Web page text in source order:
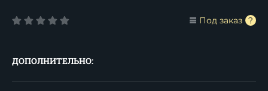
Под заказ
ДОПОЛНИТЕЛЬНО: